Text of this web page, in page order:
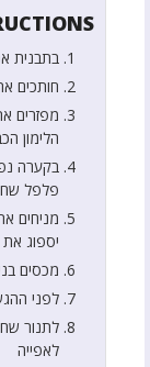
בתבנית
חותכים
מפזרים
הלימון
בקערה
פלפל
מניחים
יספוג
מכסים
לפני
לאפייה